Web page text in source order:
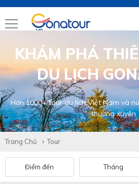
Tổng đài (028)39
Hotline tour nước ngoài 0786 711
Hotline tour trong nước 0783 336
KHÁM PHÁ
DU LỊCH
Hơn 1000+ tour du lịch Việt Nam và
thường xuyên
Trang Chủ Tour
Điểm đến Tháng